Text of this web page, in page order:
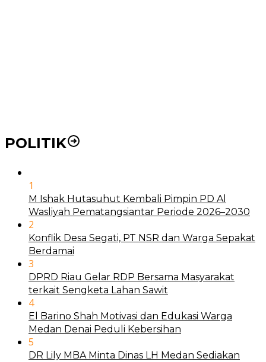
POLITIK
1
M Ishak Hutasuhut Kembali Pimpin PD Al
Wasliyah Pematangsiantar Periode 2026–2030
2
Konflik Desa Segati, PT NSR dan Warga Sepakat
Berdamai
3
DPRD Riau Gelar RDP Bersama Masyarakat
terkait Sengketa Lahan Sawit
4
El Barino Shah Motivasi dan Edukasi Warga
Medan Denai Peduli Kebersihan
5
DR Lily MBA Minta Dinas LH Medan Sediakan